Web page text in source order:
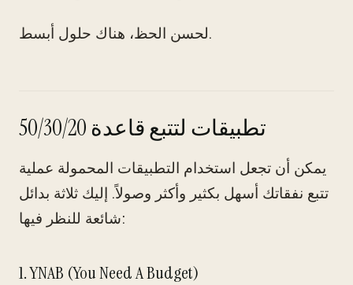
لحسن الحظ، هناك حلول أبسط.
تطبيقات لتتبع قاعدة 50/30/20
يمكن أن تجعل استخدام التطبيقات المحمولة عملية
تتبع نفقاتك أسهل بكثير وأكثر وصولاً. إليك ثلاثة بدائل
شائعة للنظر فيها:
1. YNAB (You Need A Budget)